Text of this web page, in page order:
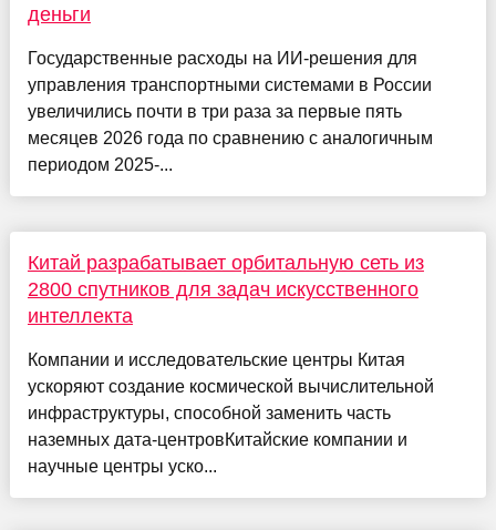
деньги
Государственные расходы на ИИ-решения для
управления транспортными системами в России
увеличились почти в три раза за первые пять
месяцев 2026 года по сравнению с аналогичным
периодом 2025-...
Китай разрабатывает орбитальную сеть из
2800 спутников для задач искусственного
интеллекта
Компании и исследовательские центры Китая
ускоряют создание космической вычислительной
инфраструктуры, способной заменить часть
наземных дата-центровКитайские компании и
научные центры уско...